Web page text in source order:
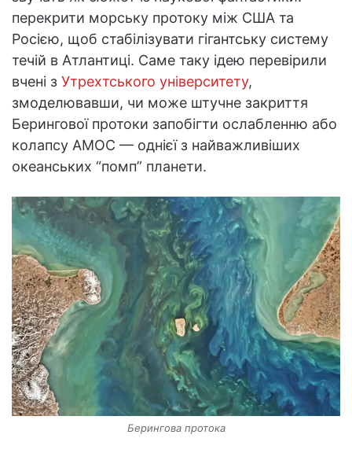
перекрити морську протоку між США та
Росією, щоб стабілізувати гігантську систему
течій в Атлантиці. Саме таку ідею перевірили
вчені з Утрехтського університету,
змоделювавши, чи може штучне закриття
Берингової протоки запобігти ослабленню або
колапсу AMOC — однієї з найважливіших
океанських “помп” планети.
Берингова протока